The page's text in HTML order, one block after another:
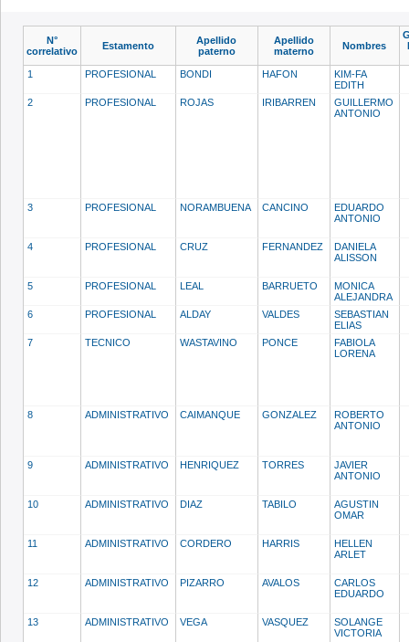
N°
correlativo
Estamento
Apellido
paterno
Apellido
materno
Nombres
1 PROFESIONAL BONDI HAFON
KIM-FA
EDITH
2
PROFESIONAL ROJAS IRIBARREN
GUILLERMO
ANTONIO
3 PROFESIONAL NORAMBUENA CANCINO
EDUARDO
ANTONIO
4 PROFESIONAL CRUZ FERNANDEZ
DANIELA
ALISSON
5 PROFESIONAL LEAL BARRUETO
MONICA
ALEJANDRA
6
PROFESIONAL ALDAY VALDES
SEBASTIAN
ELIAS
7
TECNICO WASTAVINO PONCE
FABIOLA
LORENA
8 ADMINISTRATIVO CAIMANQUE GONZALEZ
ROBERTO
ANTONIO
9 ADMINISTRATIVO HENRIQUEZ TORRES
JAVIER
ANTONIO
10 ADMINISTRATIVO DIAZ TABILO
AGUSTIN
OMAR
11 ADMINISTRATIVO CORDERO HARRIS
HELLEN
ARLET
12 ADMINISTRATIVO PIZARRO AVALOS
CARLOS
EDUARDO
13 ADMINISTRATIVO VEGA VASQUEZ
SOLANGE
VICTORIA